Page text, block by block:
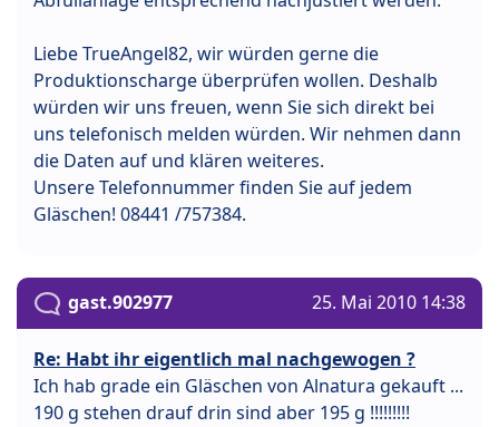
Liebe TrueAngel82, wir würden gerne die
Produktionscharge überprüfen wollen. Deshalb
würden wir uns freuen, wenn Sie sich direkt bei
uns telefonisch melden würden. Wir nehmen dann
die Daten auf und klären weiteres.
Unsere Telefonnummer finden Sie auf jedem
Gläschen! 08441 /757384.
gast.902977 25. Mai 2010 14:38
Re: Habt ihr eigentlich mal nachgewogen ?
Ich hab grade ein Gläschen von Alnatura gekauft ...
190 g stehen drauf drin sind aber 195 g !!!!!!!!!